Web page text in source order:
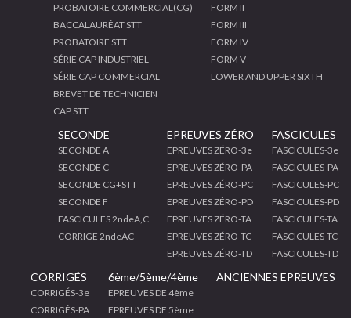
PROBATOIRE COMMERCIAL(CG)
BACCALAURÉAT STT
PROBATOIRE STT
SÉRIE CAP INDUSTRIEL
SÉRIE CAP COMMERCIAL
BREVET DE TECHNICIEN
CAP STT
FORM II
FORM III
FORM IV
FORM V
LOWER AND UPPER SIXTH
SECONDE
SECONDE A
SECONDE C
SECONDE CG+STT
SECONDE F
FASCICULES 2ndeA,C
CORRIGE 2ndeAC
EPREUVES ZÉRO
EPREUVES ZÉRO-3e
EPREUVES ZÉRO-PA
EPREUVES ZÉRO-PC
EPREUVES ZÉRO-PD
EPREUVES ZÉRO-TA
EPREUVES ZÉRO-TC
EPREUVES ZÉRO-TD
FASCICULES
FASCICULES-3e
FASCICULES-PA
FASCICULES-PC
FASCICULES-PD
FASCICULES-TA
FASCICULES-TC
FASCICULES-TD
CORRIGÉS
CORRIGÉS-3e
CORRIGÉS-PA
6ème/5ème/4ème
EPREUVES DE 4ème
EPREUVES DE 5ème
ANCIENNES EPREUVES